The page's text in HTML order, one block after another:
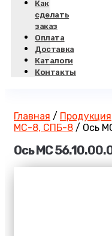
Как
сделать
заказ
Оплата
Доставка
Каталоги
Контакты
Главная / Продукция
МС-8, СПБ-8 / Ось
Ось МС